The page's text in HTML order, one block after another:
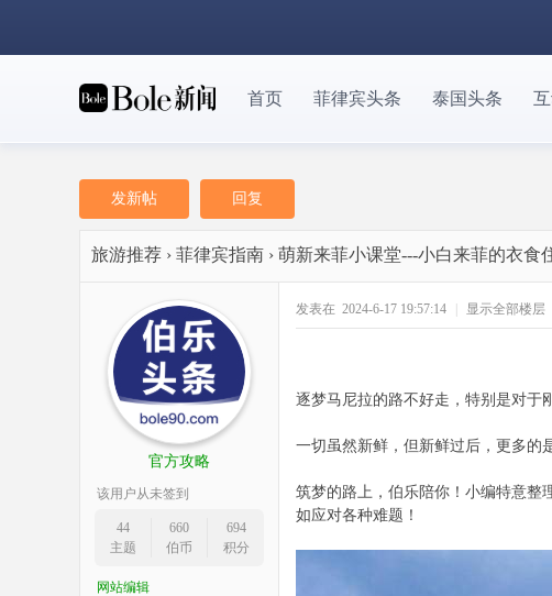
首页 菲律宾头条 泰国头条
发新帖 回复
旅游推荐 › 菲律宾指南 › 萌新来菲小课堂---小白来菲的衣食
官方攻略
该用户从未签到
44
主题
660
伯币
694
积分
网站编辑
发表在 2024-6-17 19:57:14 显示全部楼层
逐梦马尼拉的路不好走，特别是对于
一切虽然新鲜，但新鲜过后，更多的
筑梦的路上，伯乐陪你！小编特意整
如应对各种难题！